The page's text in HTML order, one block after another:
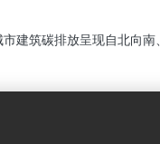
建筑碳排放呈现自北向